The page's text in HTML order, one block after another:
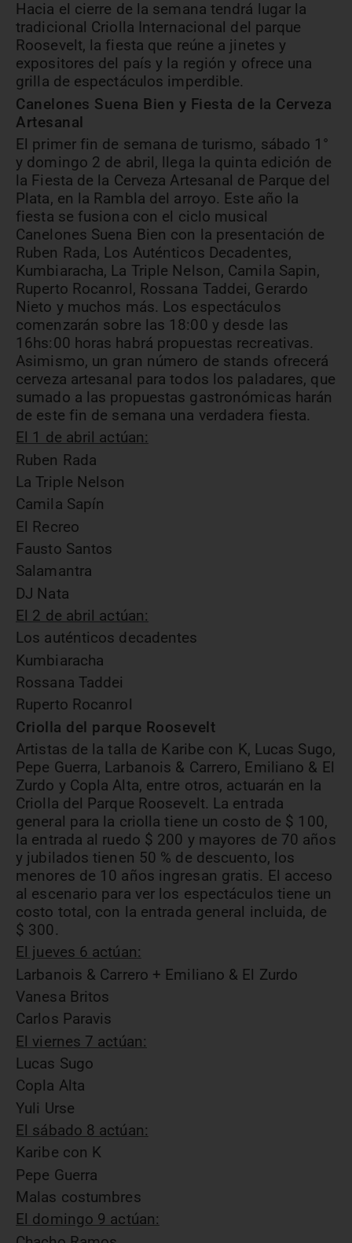
Hacia el cierre de la semana tendrá lugar la
tradicional Criolla Internacional del parque
Roosevelt, la fiesta que reúne a jinetes y
expositores del país y la región y ofrece una
grilla de espectáculos imperdible.
Canelones Suena Bien y Fiesta de la Cerveza
Artesanal
El primer fin de semana de turismo, sábado 1°
y domingo 2 de abril, llega la quinta edición de
la Fiesta de la Cerveza Artesanal de Parque del
Plata, en la Rambla del arroyo. Este año la
fiesta se fusiona con el ciclo musical
Canelones Suena Bien con la presentación de
Ruben Rada, Los Auténticos Decadentes,
Kumbiaracha, La Triple Nelson, Camila Sapin,
Ruperto Rocanrol, Rossana Taddei, Gerardo
Nieto y muchos más. Los espectáculos
comenzarán sobre las 18:00 y desde las
16hs:00 horas habrá propuestas recreativas.
Asimismo, un gran número de stands ofrecerá
cerveza artesanal para todos los paladares, que
sumado a las propuestas gastronómicas harán
de este fin de semana una verdadera fiesta.
El 1 de abril actúan:
Ruben Rada
La Triple Nelson
Camila Sapín
El Recreo
Fausto Santos
Salamantra
DJ Nata
El 2 de abril actúan:
Los auténticos decadentes
Kumbiaracha
Rossana Taddei
Ruperto Rocanrol
Criolla del parque Roosevelt
Artistas de la talla de Karibe con K, Lucas Sugo,
Pepe Guerra, Larbanois & Carrero, Emiliano & El
Zurdo y Copla Alta, entre otros, actuarán en la
Criolla del Parque Roosevelt. La entrada
general para la criolla tiene un costo de $ 100,
la entrada al ruedo $ 200 y mayores de 70 años
y jubilados tienen 50 % de descuento, los
menores de 10 años ingresan gratis. El acceso
al escenario para ver los espectáculos tiene un
costo total, con la entrada general incluida, de
$ 300.
El jueves 6 actúan:
Larbanois & Carrero + Emiliano & El Zurdo
Vanesa Britos
Carlos Paravis
El viernes 7 actúan:
Lucas Sugo
Copla Alta
Yuli Urse
El sábado 8 actúan:
Karibe con K
Pepe Guerra
Malas costumbres
El domingo 9 actúan: